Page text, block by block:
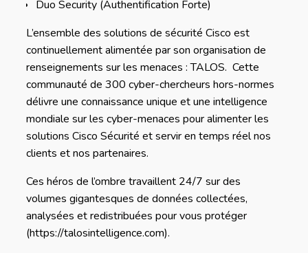
Duo Security (Authentification Forte)
L’ensemble des solutions de sécurité Cisco est
continuellement alimentée par son organisation de
renseignements sur les menaces : TALOS. Cette
communauté de 300 cyber-chercheurs hors-normes
délivre une connaissance unique et une intelligence
mondiale sur les cyber-menaces pour alimenter les
solutions Cisco Sécurité et servir en temps réel nos
clients et nos partenaires.
Ces héros de l’ombre travaillent 24/7 sur des
volumes gigantesques de données collectées,
analysées et redistribuées pour vous protéger
(https://talosintelligence.com).